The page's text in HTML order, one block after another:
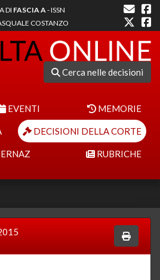
DI FASCIA A- ISSN
COSTANZO
Cerca nelle decisioni
EVENTI MEMORIE
DECISIONI DELLA CORTE
RUBRICHE